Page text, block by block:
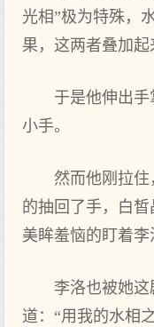
光相”极为特殊，
果，这两者叠加起
于是他伸出
小手。
然而他刚拉
的抽回了手，白
美眸羞恼的盯着
李洛也被她
道：“用我的水相